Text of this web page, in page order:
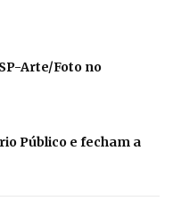
Arte/Foto no
Público e fecham a